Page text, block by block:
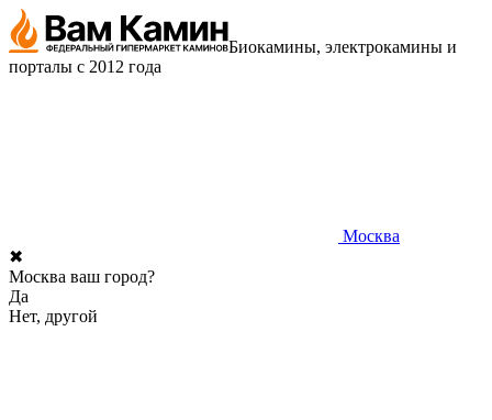
Биокамины, электрокамины и
порталы с 2012 года
Москва
✖
Москва ваш город?
Да
Нет, другой